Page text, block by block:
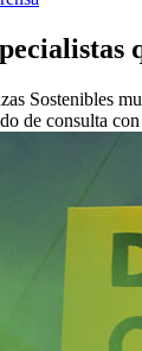
Sostenibles
de consulta